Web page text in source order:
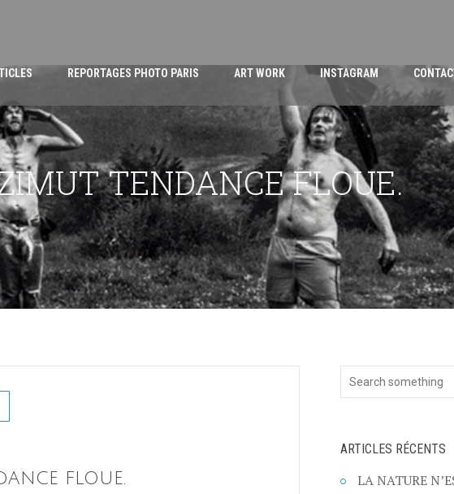
REPORTAGES PHOTO PARIS ART WORK INSTAGRAM
TENDANCE FLOUE.
FLOUE.
ARTICLES RÉCENTS
LA NATURE